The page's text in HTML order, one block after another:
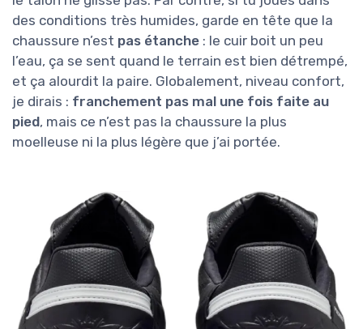
des conditions très humides, garde en tête que la
chaussure n’est pas étanche : le cuir boit un peu
l’eau, ça se sent quand le terrain est bien détrempé,
et ça alourdit la paire. Globalement, niveau confort,
je dirais : franchement pas mal une fois faite au
pied, mais ce n’est pas la chaussure la plus
moelleuse ni la plus légère que j’ai portée.